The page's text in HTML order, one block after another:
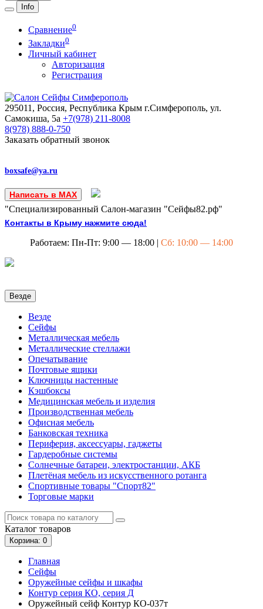
Info
Сравнение0
Закладки0
Личный кабинет
Авторизация
Регистрация
295011, Россия, Республика Крым г.Симферополь, ул.
Самокиша, 5а +7(978) 211-8008
8(978) 888-0-750
Заказать обратный звонок
boxsafe@ya.ru
Написать в MAX
"Специализированный Салон-магазин "Сейфы82.рф"
Контакты в Крыму нажмите сюда!
Работаем: Пн-Пт: 9:00 — 18:00 | Сб: 10:00 — 14:00
Везде
Везде
Сейфы
Металлическая мебель
Металлические стеллажи
Опечатывание
Почтовые ящики
Ключницы настенные
Кэшбоксы
Медицинская мебель и изделия
Производственная мебель
Офисная мебель
Банковская техника
Периферия, аксессуары, гаджеты
Гардеробные системы
Солнечные батареи, электростанции, АКБ
Плетёная мебель из искусственного ротанга
Спортивные товары "Спорт82"
Торговые марки
Каталог товаров
Корзина: 0
Главная
Сейфы
Оружейные сейфы и шкафы
Контур серия КО, серия Д
Оружейный сейф Контур КО-037т